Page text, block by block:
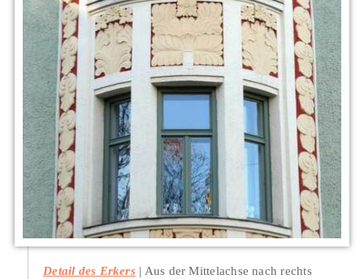
Detail des Erkers Aus der Mittelachse nach rechts